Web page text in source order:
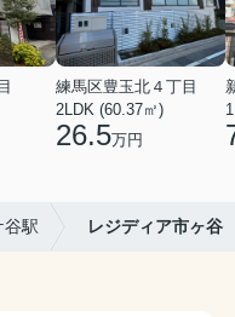
練馬区豊玉北４丁目
2LDK (60.37㎡)
26.5万円
谷駅 レジディア市ヶ谷